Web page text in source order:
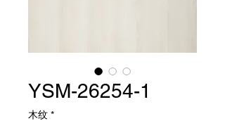
YSM-26254-1
木纹 *